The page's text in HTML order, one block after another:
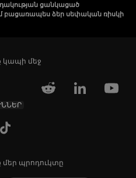
ցանկացած
բացառապես ձեր սեփական ռիսկի
կապի մեջ
պրոդուկտը